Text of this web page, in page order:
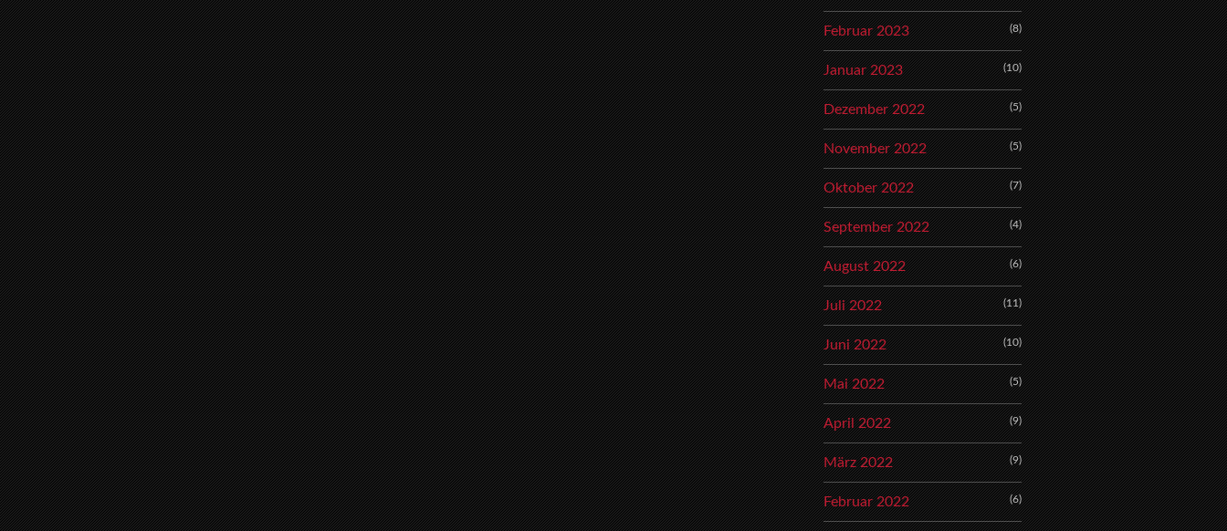
Februar 2023 (8)
Januar 2023 (10)
Dezember 2022 (5)
November 2022 (5)
Oktober 2022 (7)
September 2022 (4)
August 2022 (6)
Juli 2022 (11)
Juni 2022 (10)
Mai 2022 (5)
April 2022 (9)
März 2022 (9)
Februar 2022 (6)